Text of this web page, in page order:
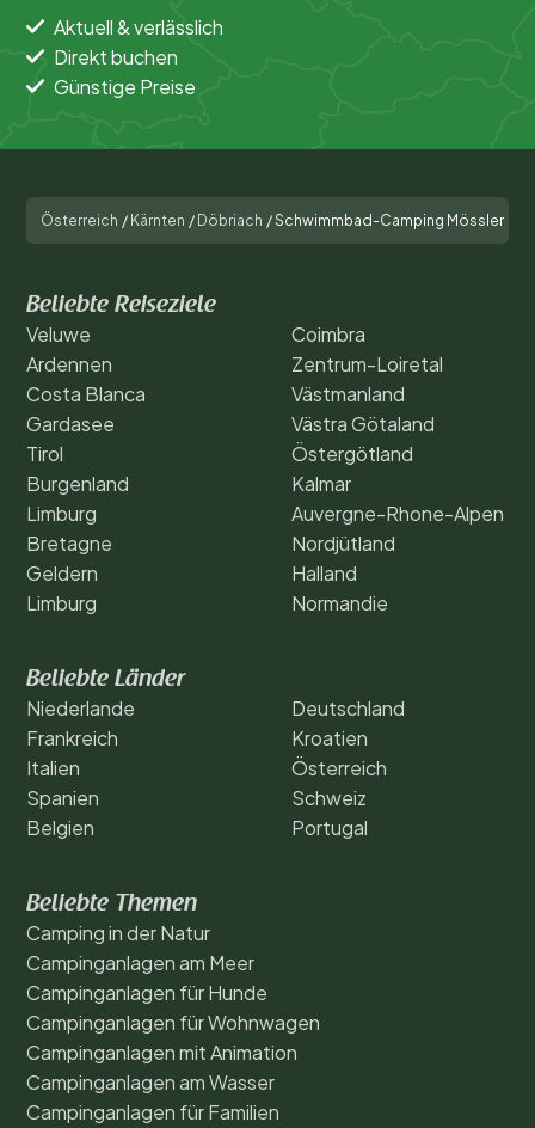
Aktuell & verlässlich
Direkt buchen
Günstige Preise
Österreich / Kärnten / Döbriach /Schwimmbad-Camping Mössler
Beliebte Reiseziele
Veluwe
Ardennen
Costa Blanca
Gardasee
Tirol
Burgenland
Limburg
Bretagne
Geldern
Limburg
Coimbra
Zentrum-Loiretal
Västmanland
Västra Götaland
Östergötland
Kalmar
Auvergne-Rhone-Alpen
Nordjütland
Halland
Normandie
Beliebte Länder
Niederlande
Frankreich
Italien
Spanien
Belgien
Deutschland
Kroatien
Österreich
Schweiz
Portugal
Beliebte Themen
Camping in der Natur
Campinganlagen am Meer
Campinganlagen für Hunde
Campinganlagen für Wohnwagen
Campinganlagen mit Animation
Campinganlagen am Wasser
Campinganlagen für Familien